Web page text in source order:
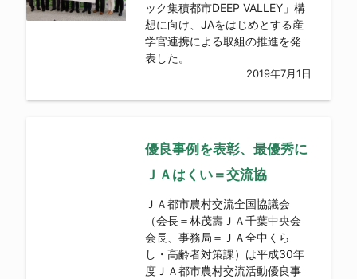
ック集積都市DEEP VALLEY」構
想に向け、JAをはじめとする産
学官連携による取組の推進を発
表した。
2019年7月1日
優良事例を表彰、最優秀に
ＪＡはくい＝交流協
ＪＡ都市農村交流全国協議会
（会長＝林茂壽ＪＡ千葉中央会
会長、事務局＝ＪＡ全中くら
し・高齢者対策課）は平成30年
度ＪＡ都市農村交流活動優良事